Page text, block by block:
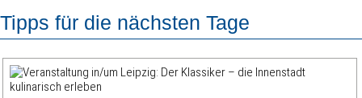
Tipps für die nächsten Tage